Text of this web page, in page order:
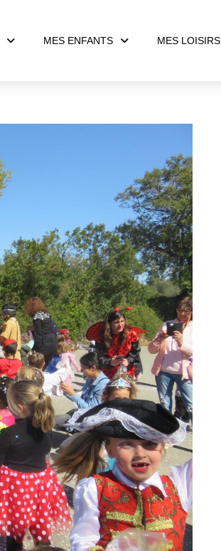
MES ENFANTS MES LOISIRS